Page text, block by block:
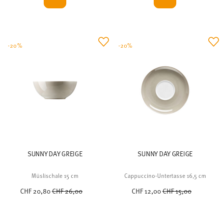
SUNNY DAY GREIGE
Müslischale 15 cm
CHF 20,80Price reduced from
CHF 26,00
-20%
SUNNY DAY GREIGE
Cappuccino-Untertasse 16,5 cm
CHF 12,00Price reduced from
CHF 15,00
-20%